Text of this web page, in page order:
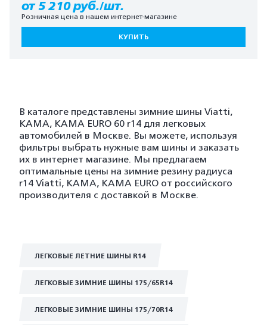
от 5 210 руб./шт.
Розничная цена в нашем интернет-магазине
КУПИТЬ
В каталоге представлены зимние шины Viatti,
KAMA, KAMA EURO 60 r14 для легковых
автомобилей в Москве. Вы можете, используя
фильтры выбрать нужные вам шины и заказать
их в интернет магазине. Мы предлагаем
оптимальные цены на зимние резину радиуса
r14 Viatti, KAMA, KAMA EURO от российского
производителя с доставкой в Москве.
ЛЕГКОВЫЕ ЛЕТНИЕ ШИНЫ R14
ЛЕГКОВЫЕ ЗИМНИЕ ШИНЫ 175/65R14
ЛЕГКОВЫЕ ЗИМНИЕ ШИНЫ 175/70R14